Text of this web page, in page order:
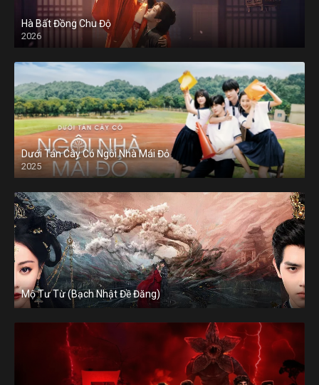
Hà Bất Đồng Chu Độ
2026
Dưới Tán Cây Có Ngôi Nhà Mái Đỏ
2025
Mộ Tư Từ (Bạch Nhật Đề Đăng)